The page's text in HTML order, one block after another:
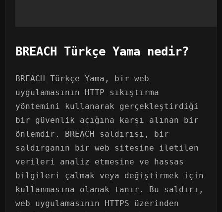
BREACH Türkçe Yama nedir?
BREACH Türkçe Yama, bir web
uygulamasının HTTP sıkıştırma
yöntemini kullanarak gerçekleştirdiği
bir güvenlik açığına karşı alınan bir
önlemdir. BREACH saldırısı, bir
saldırganın bir web sitesine iletilen
verileri analiz etmesine ve hassas
bilgileri çalmak veya değiştirmek için
kullanmasına olanak tanır. Bu saldırı,
web uygulamasının HTTPS üzerinden